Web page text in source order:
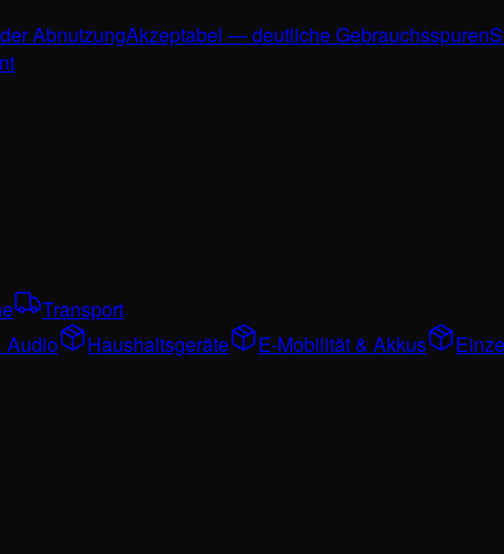
AbnutzungAkzeptabel — deutliche Gebrauchsspuren
Transport
Audio Haushaltsgeräte E-Mobilität & Akkus